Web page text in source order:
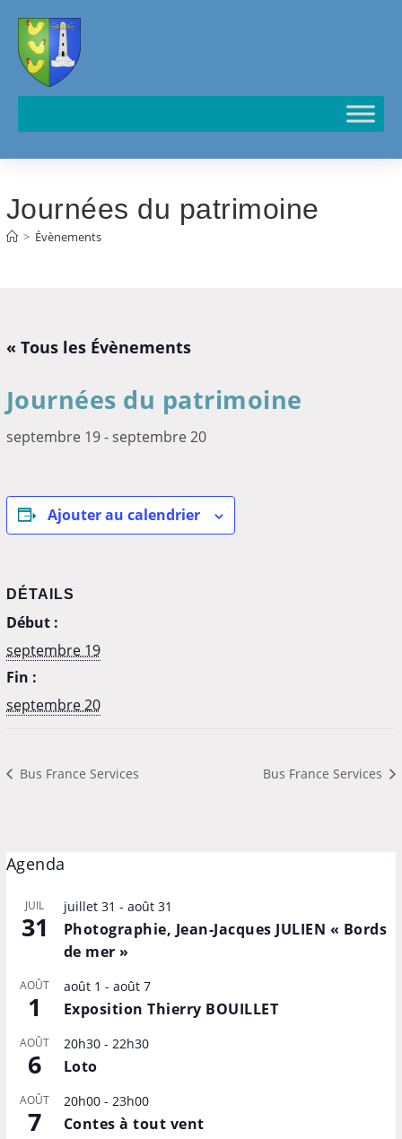
Journées du patrimoine
> Évènements
« Tous les Évènements
Journées du patrimoine
septembre 19- septembre 20
Ajouter au calendrier
DÉTAILS
Début :
septembre 19
Fin :
septembre 20
Bus France Services Bus France Services
Agenda
JUIL
31
juillet 31 - août 31
Photographie, Jean-Jacques JULIEN « Bords
de mer »
AOÛT
1
août 1 - août 7
Exposition Thierry BOUILLET
AOÛT
6
20h30- 22h30
Loto
AOÛT
7
20h00- 23h00
Contes à tout vent